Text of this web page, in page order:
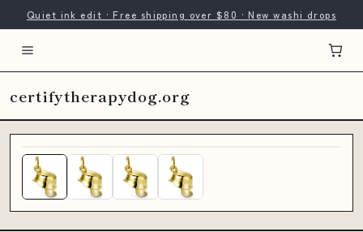
Quiet ink edit · Free shipping over $80 · New washi drops
certifytherapydog.org